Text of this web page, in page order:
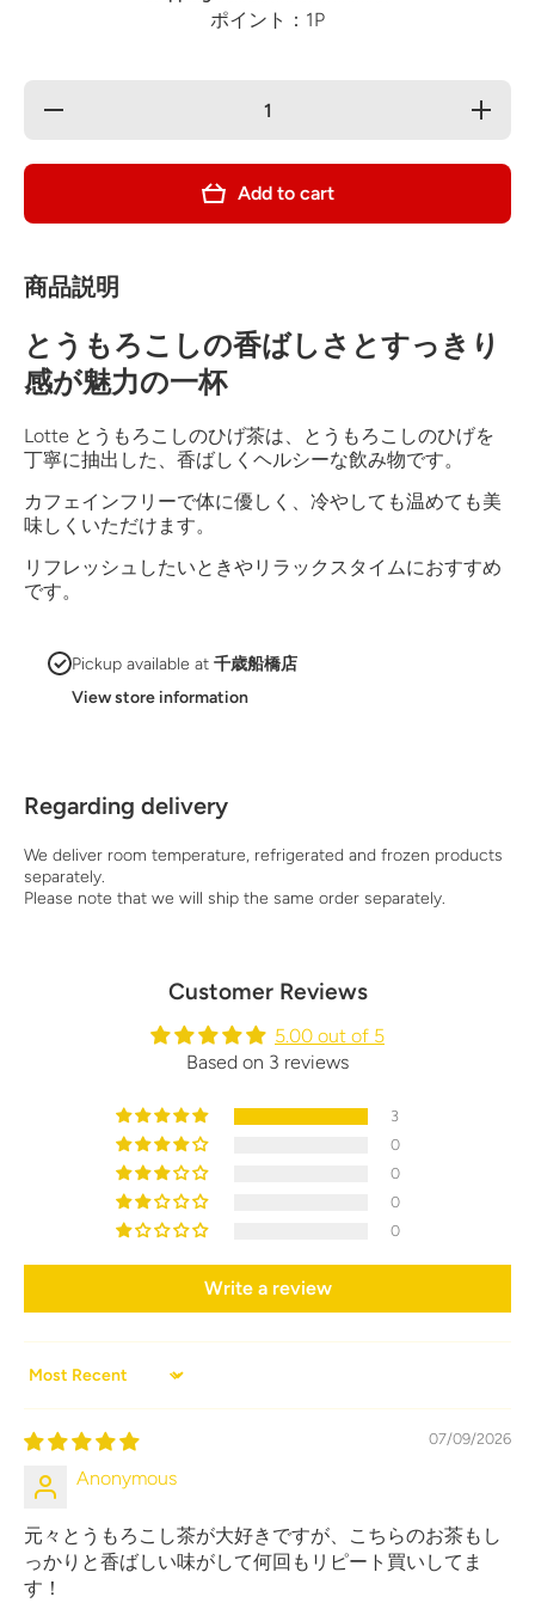
ポイント：1P
Decrease
Increase
quantity
beard
500ml
Add to cart
商品説明
とうもろこしの香ばしさとすっきり
感が魅力の一杯
Lotte とうもろこしのひげ茶は、とうもろこしのひげを
丁寧に抽出した、香ばしくヘルシーな飲み物です。
カフェインフリーで体に優しく、冷やしても温めても美
味しくいただけます。
リフレッシュしたいときやリラックスタイムにおすすめ
です。
Pickup available at 千歳船橋店
View store information
Regarding delivery
We deliver room temperature, refrigerated and frozen products
separately.
Please note that we will ship the same order separately.
Customer Reviews
5.00 out of 5
Based on 3 reviews
3
0
0
0
0
Write a review
Sort by
07/09/2026
Anonymous
元々とうもろこし茶が大好きですが、こちらのお茶もし
っかりと香ばしい味がして何回もリピート買いしてま
す！